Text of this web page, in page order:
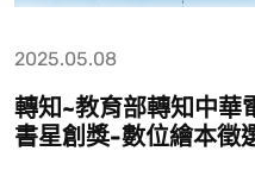
2025.05.08
轉知~教育部轉知中
書星創獎-數位繪本徵